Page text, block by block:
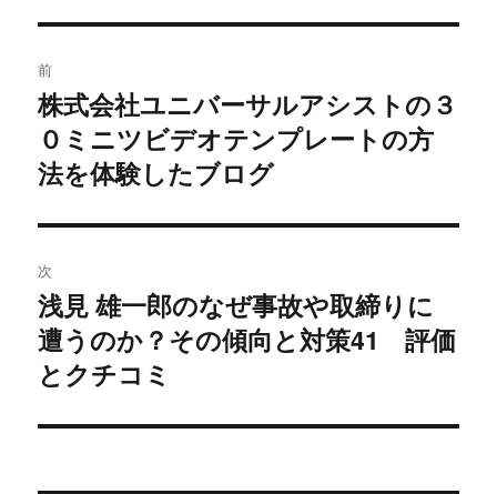
稿
ナ
ビ
ゲ
ー
シ
ョ
ン
前
過
去
の
稿:
株式会社ユニバーサルアシストの３
０ミニツビデオテンプレートの方
法を体験したブログ
次
次
の
投
浅見 雄一郎のなぜ事故や取締りに
遭うのか？その傾向と対策41 評価
とクチコミ